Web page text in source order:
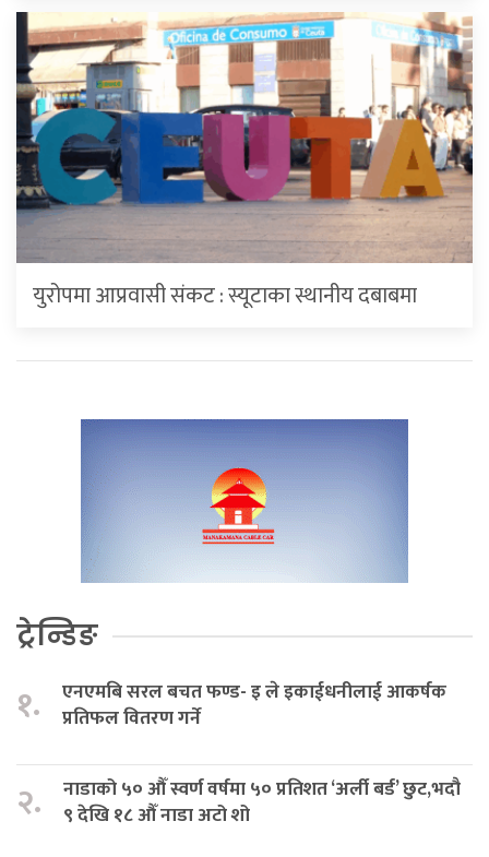
युरोपमा आप्रवासी संकट : स्यूटाका स्थानीय दबाबमा
ट्रेन्डिङ
१.
एनएमबि सरल बचत फण्ड- इ ले इकाईधनीलाई आकर्षक
प्रतिफल वितरण गर्ने
२.
नाडाको ५० औँ स्वर्ण वर्षमा ५० प्रतिशत ‘अर्ली बर्ड’ छुट,भदौ
९ देखि १८ औँ नाडा अटो शो